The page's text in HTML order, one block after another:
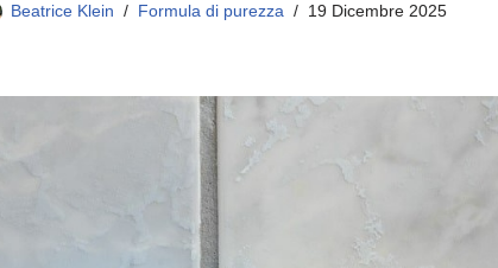
Beatrice Klein Formula di purezza 19 Dicembre 2025